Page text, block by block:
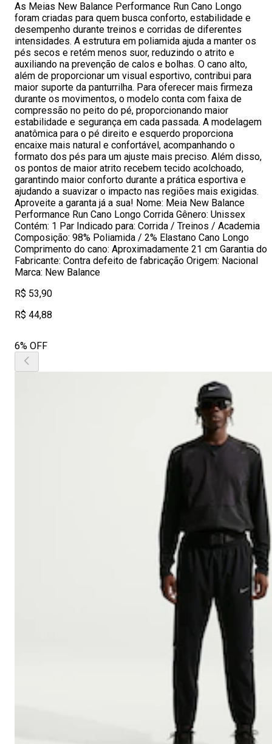
As Meias New Balance Performance Run Cano Longo
foram criadas para quem busca conforto, estabilidade e
desempenho durante treinos e corridas de diferentes
intensidades. A estrutura em poliamida ajuda a manter os
pés secos e retém menos suor, reduzindo o atrito e
auxiliando na prevenção de calos e bolhas. O cano alto,
além de proporcionar um visual esportivo, contribui para
maior suporte da panturrilha. Para oferecer mais firmeza
durante os movimentos, o modelo conta com faixa de
compressão no peito do pé, proporcionando maior
estabilidade e segurança em cada passada. A modelagem
anatômica para o pé direito e esquerdo proporciona
encaixe mais natural e confortável, acompanhando o
formato dos pés para um ajuste mais preciso. Além disso,
os pontos de maior atrito recebem tecido acolchoado,
garantindo maior conforto durante a prática esportiva e
ajudando a suavizar o impacto nas regiões mais exigidas.
Aproveite a garanta já a sua! Nome: Meia New Balance
Performance Run Cano Longo Corrida Gênero: Unissex
Contém: 1 Par Indicado para: Corrida / Treinos / Academia
Composição: 98% Poliamida / 2% Elastano Cano Longo
Comprimento do cano: Aproximadamente 21 cm Garantia do
Fabricante: Contra defeito de fabricação Origem: Nacional
Marca: New Balance
R$ 53,90
R$ 44,88
6% OFF